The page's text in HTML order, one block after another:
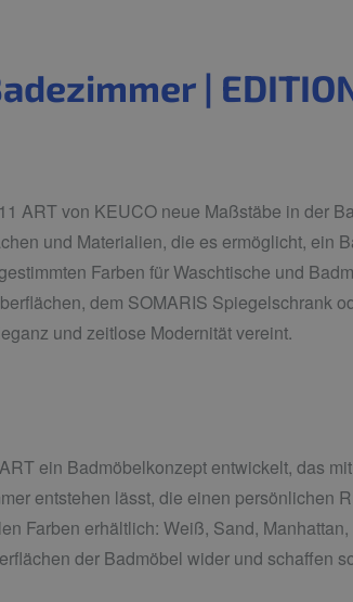
|
ART von KEUCO neue Maßstäbe in der
und Materialien, die es ermöglicht, ein
Farben für Waschtische und
dem SOMARIS Spiegelschrank
und zeitlose Modernität vereint.
ein Badmöbelkonzept entwickelt, das
entstehen lässt, die einen persönlichen
Farben erhältlich: Weiß, Sand,
der Badmöbel wider und schaffen